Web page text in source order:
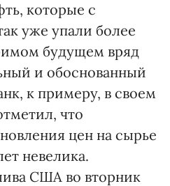
которые с
уже упали более
будущем вряд
и обоснованный
к примеру, в своем
что
цен на сырье
невелика.
США во вторник